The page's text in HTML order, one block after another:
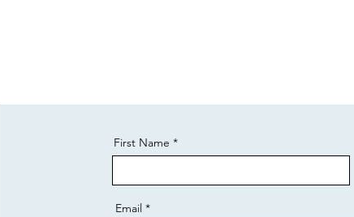
First Name
Email